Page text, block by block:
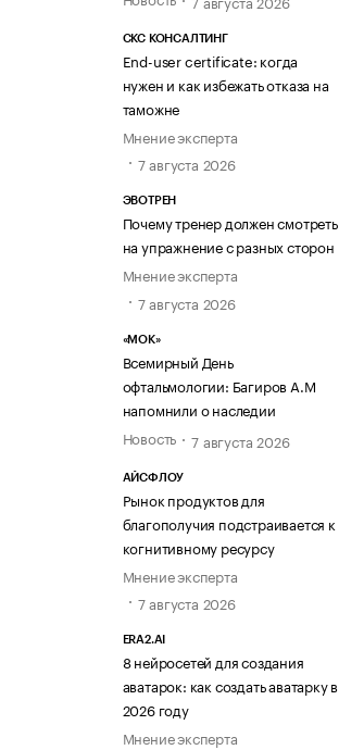
СКС КОНСАЛТИНГ
End-user certificate: когда
нужен и как избежать отказа на
таможне
Мнение эксперта
7 августа 2026
ЭВОТРЕН
Почему тренер должен смотреть
на упражнение с разных сторон
Мнение эксперта
7 августа 2026
«МОК»
Всемирный День
офтальмологии: Багиров А.М
напомнили о наследии
Новость
7 августа 2026
АЙСФЛОУ
Рынок продуктов для
благополучия подстраивается к
когнитивному ресурсу
Мнение эксперта
7 августа 2026
ERA2.AI
8 нейросетей для создания
аватарок: как создать аватарку в
2026 году
Мнение эксперта